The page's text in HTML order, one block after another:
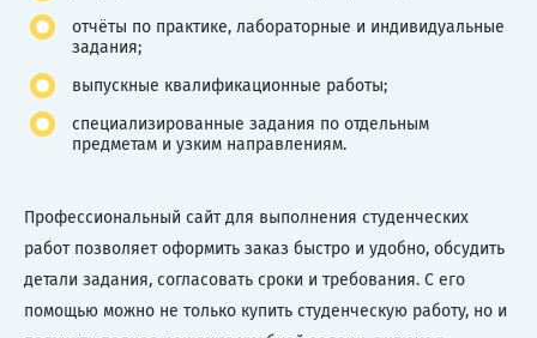
отчёты по практике, лабораторные и индивидуальные
задания;
выпускные квалификационные работы;
специализированные задания по отдельным
предметам и узким направлениям.
Профессиональный сайт для выполнения студенческих
работ позволяет оформить заказ быстро и удобно, обсудить
детали задания, согласовать сроки и требования. С его
помощью можно не только купить студенческую работу, но и